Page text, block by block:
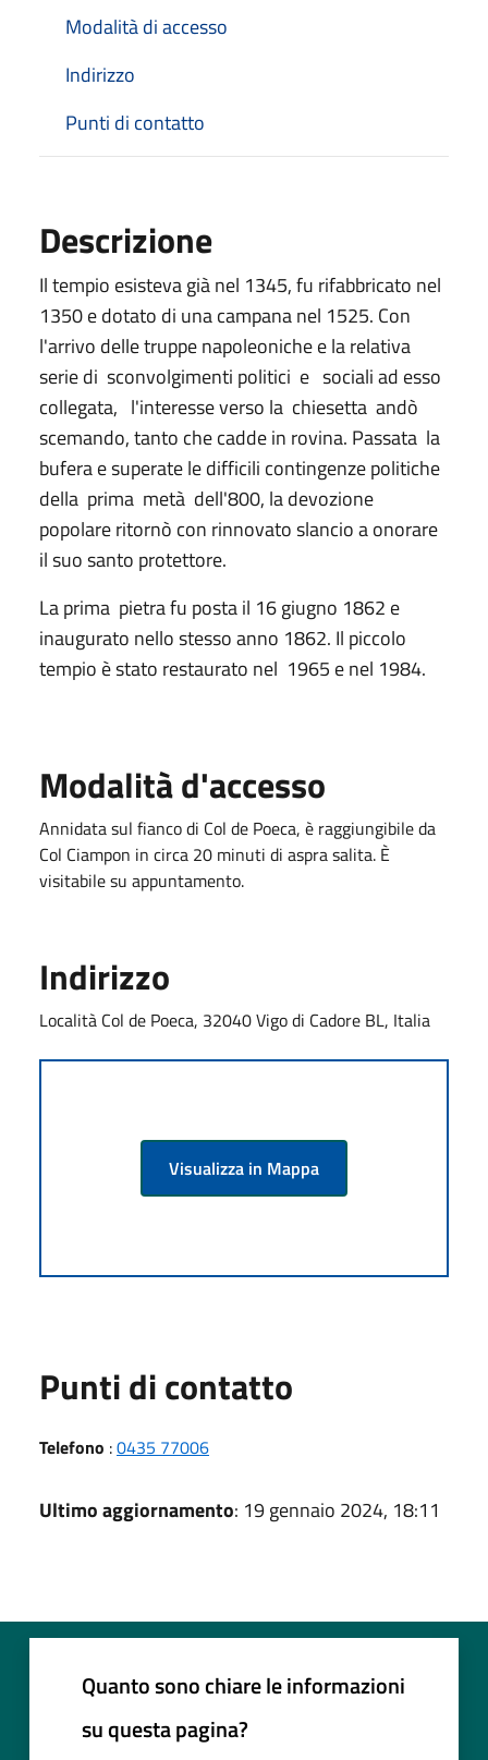
Modalità di accesso
Indirizzo
Punti di contatto
Descrizione
Il tempio esisteva già nel 1345, fu rifabbricato nel
1350 e dotato di una campana nel 1525. Con
l'arrivo delle truppe napoleoniche e la relativa
serie di sconvolgimenti politici e sociali ad esso
collegata, l'interesse verso la chiesetta andò
scemando, tanto che cadde in rovina. Passata la
bufera e superate le difficili contingenze politiche
della prima metà dell'800, la devozione
popolare ritornò con rinnovato slancio a onorare
il suo santo protettore.
La prima pietra fu posta il 16 giugno 1862 e
inaugurato nello stesso anno 1862. Il piccolo
tempio è stato restaurato nel 1965 e nel 1984.
Modalità d'accesso
Annidata sul fianco di Col de Poeca, è raggiungibile da
Col Ciampon in circa 20 minuti di aspra salita. È
visitabile su appuntamento.
Indirizzo
Località Col de Poeca, 32040 Vigo di Cadore BL, Italia
Visualizza in Mappa
Punti di contatto
Telefono :0435 77006
Ultimo aggiornamento: 19 gennaio 2024, 18:11
Quanto sono chiare le informazioni
su questa pagina?